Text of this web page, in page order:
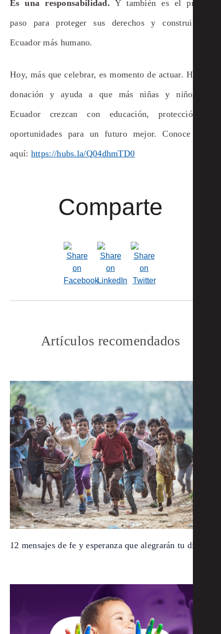
Es una responsabilidad. Y también es el primer
paso para proteger sus derechos y construir un
Ecuador más humano.
Hoy, más que celebrar, es momento de actuar. Haz tu
donación y ayuda a que más niñas y niños en
Ecuador crezcan con educación, protección y
oportunidades para un futuro mejor. Conoce más
aquí: https://hubs.la/Q04dhmTD0
Comparte
Artículos recomendados
12 mensajes de fe y esperanza que alegrarán tu día